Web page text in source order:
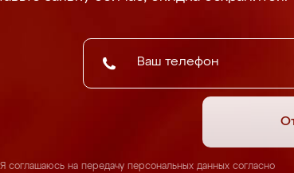
Я соглашаюсь на передачу персональных данных согласно